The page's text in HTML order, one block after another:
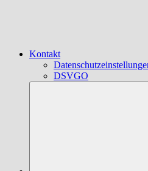
Kontakt
DSVGO